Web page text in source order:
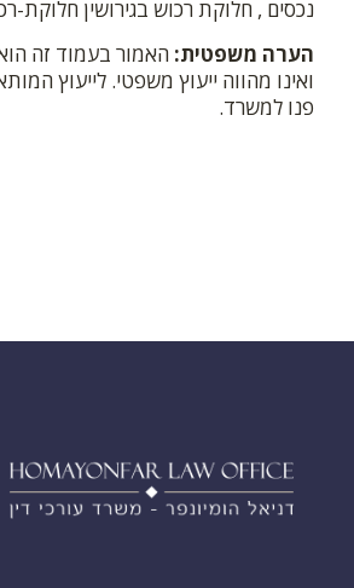
נכסים , חלוקת רכוש בגירושין חלוקת-
הערה משפטית: האמור בעמוד זה
ואינו מהווה ייעוץ משפטי. לייעוץ
פנו למשרד.